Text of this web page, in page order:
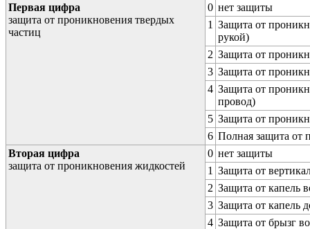
Первая цифра
защита от проникновения твердых
частиц
0 нет защиты
1 Защита от
рукой)
2 Защита от
3 Защита от
4 Защита от
провод)
5 Защита от
6 Полная защита от
Вторая цифра
защита от проникновения жидкостей
0 нет защиты
1 Защита от
2 Защита от капель
3 Защита от капель
4 Защита от брызг